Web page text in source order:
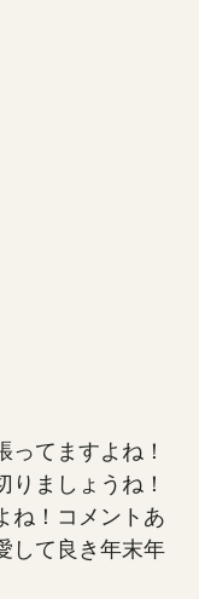
てますよね！
ましょうね！
ね！コメントあ
して良き年末年